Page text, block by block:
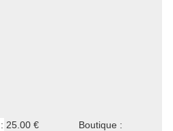
25.00 €
Boutique :